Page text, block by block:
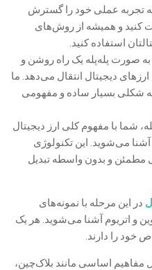
تجربه عملی خود را گسترش
کنید و همیشه از روش‌های
استفاده کنید.
به صورت پله‌پله یک راه روشن و
دیجیتال انتقال می‌دهد. ما
شکلی بسیار ساده و مفهومی
شما با مفهوم کلی ارز دیجیتال
می‌شوید. این تکنولوژی
مطمئن و بدون واسطه تبدیل
در این مرحله با نمونه‌های
و اتریوم آشنا می‌شوید. هر یک
خود را دارند.
مفاهیم اساسی مانند بلاک‌چین،